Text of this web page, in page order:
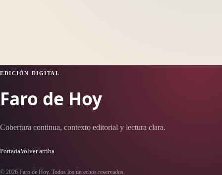
EDICIÓN DIGITAL
Faro de Hoy
Cobertura continua, contexto editorial y lectura clara.
PortadaVolver arriba
© 2026 Faro de Hoy. Todos los derechos reservados.